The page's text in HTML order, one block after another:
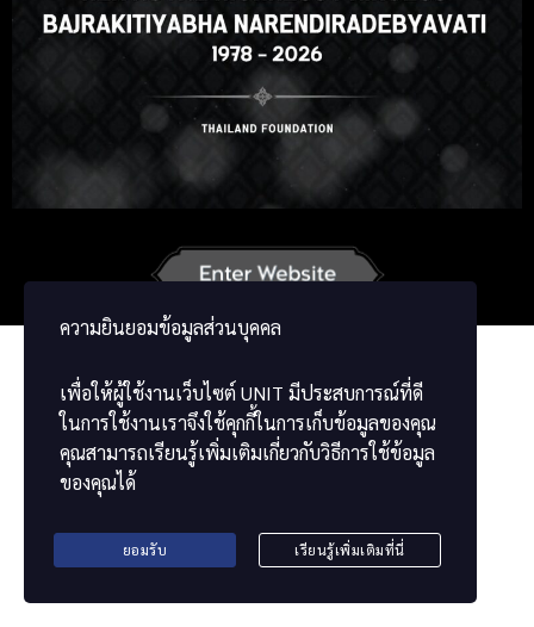
ความยินยอมข้อมูลส่วนบุคคล
เพื่อให้ผู้ใช้งานเว็บไซต์ UNIT มีประสบการณ์ที่ดี
ในการใช้งานเราจึงใช้คุกกี้ในการเก็บข้อมูลของคุณ
คุณสามารถเรียนรู้เพิ่มเติมเกี่ยวกับวิธีการใช้ข้อมูล
ของคุณได้
ยอมรับ เรียนรู้เพิ่มเติมที่นี่
English ภาษาไทย
Korean Japanese
ខ្មែរ